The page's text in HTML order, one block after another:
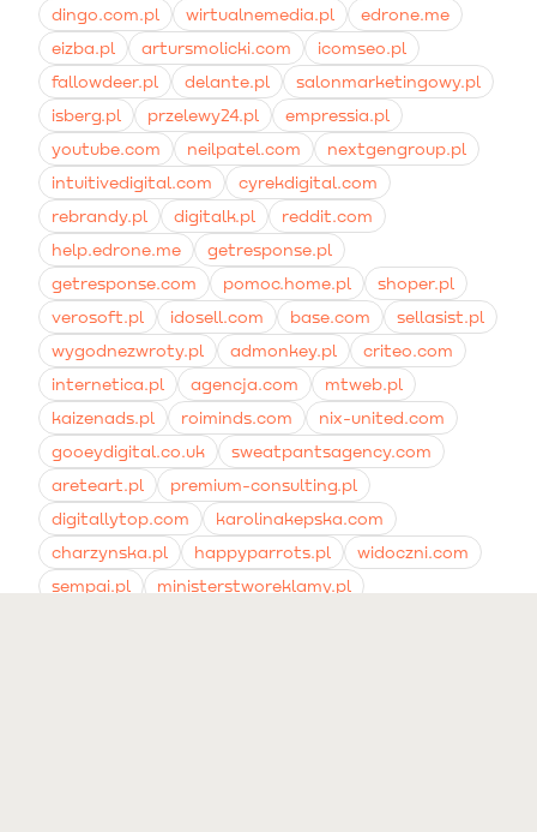
dingo.com.pl
wirtualnemedia.pl
edrone.me
eizba.pl
artursmolicki.com
icomseo.pl
fallowdeer.pl
delante.pl
salonmarketingowy.pl
isberg.pl
przelewy24.pl
empressia.pl
youtube.com
neilpatel.com
nextgengroup.pl
intuitivedigital.com
cyrekdigital.com
rebrandy.pl
digitalk.pl
reddit.com
help.edrone.me
getresponse.pl
getresponse.com
pomoc.home.pl
shoper.pl
verosoft.pl
idosell.com base.com
sellasist.pl
wygodnezwroty.pl
admonkey.pl
criteo.com
internetica.pl
agencja.com
mtweb.pl
kaizenads.pl
roiminds.com
nix-united.com
gooeydigital.co.uk
sweatpantsagency.com
areteart.pl
premium-consulting.pl
digitallytop.com
karolinakepska.com
charzynska.pl
happyparrots.pl
widoczni.com
sempai.pl
ministerstworeklamy.pl